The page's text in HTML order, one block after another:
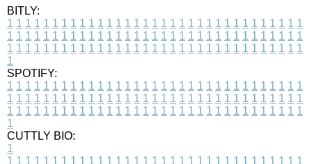
BITLY:
1 1 1 1 1 1 1 1 1 1 1 1 1 1 1 1 1 1 1 1 1 1 1 1 1 1 1 1 1 1 1 1 1
1 1 1 1 1 1 1 1 1 1 1 1 1 1 1 1 1 1 1 1 1 1 1 1 1 1 1 1 1 1 1 1 1
1 1 1 1 1 1 1 1 1 1 1 1 1 1 1 1 1 1 1 1 1 1 1 1 1 1 1 1 1 1 1 1 1
1
SPOTIFY:
1 1 1 1 1 1 1 1 1 1 1 1 1 1 1 1 1 1 1 1 1 1 1 1 1 1 1 1 1 1 1 1 1
1 1 1 1 1 1 1 1 1 1 1 1 1 1 1 1 1 1 1 1 1 1 1 1 1 1 1 1 1 1 1 1 1
1 1 1 1 1 1 1 1 1 1 1 1 1 1 1 1 1 1 1 1 1 1 1 1 1 1 1 1 1 1 1 1 1
1
CUTTLY BIO:
1
1 1 1 1 1 1 1 1 1 1 1 1 1 1 1 1 1 1 1 1 1 1 1 1 1 1 1 1 1 1 1 1 1